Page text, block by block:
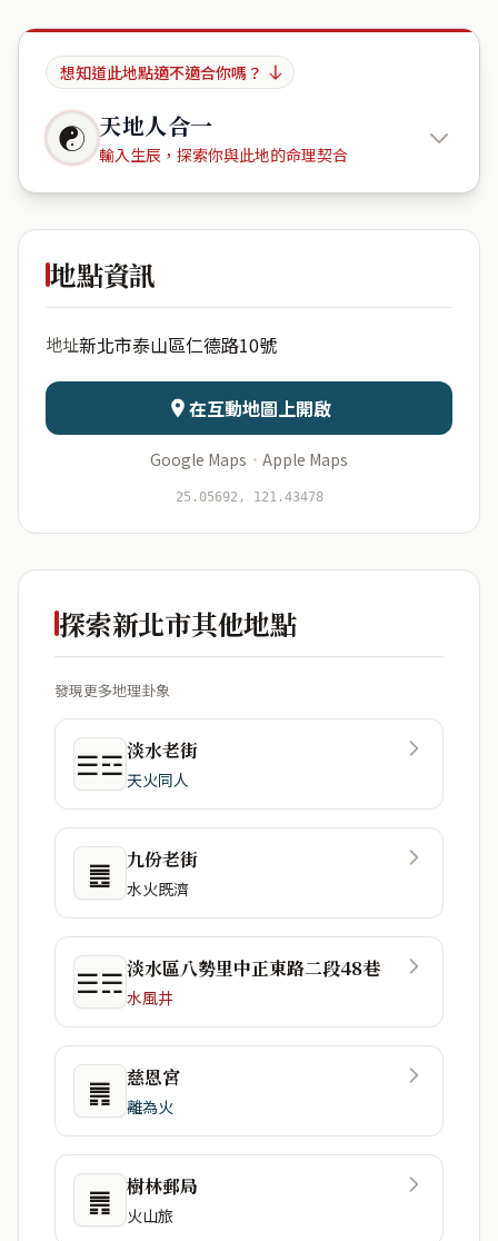
想知道此地點適不適合你嗎？
☯ 天地人合一
輸入生辰，探索你與此地的命理契合
耀德中醫
日期 出生時辰
資料僅用於即時分析，不會儲存於伺服器
地點資訊
地址新北市泰山區仁德路10號
在互動地圖上開啟
Google Maps · Apple Maps
25.05692, 121.43478
探索新北市其他地點
發現更多地理卦象
☰☲淡水老街
天火同人
䷌ 九份老街
水火既濟
☰☴淡水區八勢里中正東路二段48巷
水風井
䷠ 慈恩宮
離為火
䷠ 樹林郵局
火山旅